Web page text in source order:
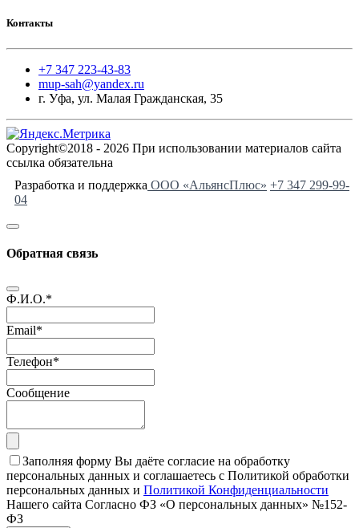
Контакты
+7 347 223-43-83
mup-sah@yandex.ru
г. Уфа, ул. Малая Гражданская, 35
Copyright©2018 - 2026 При использовании материалов сайта
ссылка обязательна
Разработка и поддержка ООО «АльянсПлюс» +7 347 299-99-
04
Обратная связь
Ф.И.О.*
Email*
Телефон*
Сообщение
Заполняя форму Вы даёте согласие на обработку
персональных данных и соглашаетесь с Политикой обработки
персональных данных и Политикой Конфиденциальности
Нашего сайта Согласно ФЗ «О персональных данных» №152-
ФЗ